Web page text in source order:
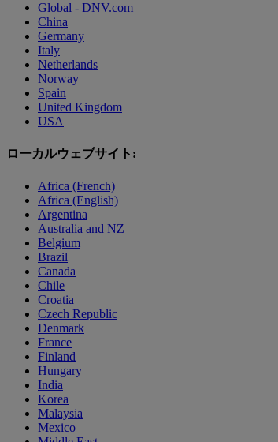
Global - DNV.com
China
Germany
Italy
Netherlands
Norway
Spain
United Kingdom
USA
ローカルウェブサイト:
Africa (French)
Africa (English)
Argentina
Australia and NZ
Belgium
Brazil
Canada
Chile
Croatia
Czech Republic
Denmark
France
Finland
Hungary
India
Korea
Malaysia
Mexico